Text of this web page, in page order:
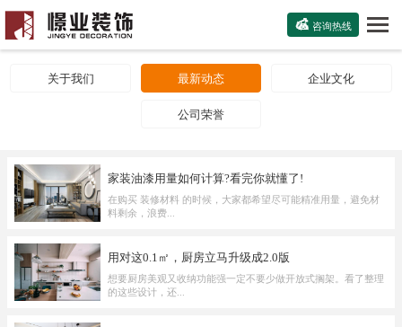
 咨询热线
关于我们 最新动态 企业文化
公司荣誉
家装油漆用量如何计算?看完你就懂了!
在购买 装修材料 的时候，大家都希望尽可能精准用量，避免材
料剩余，浪费...
用对这0.1㎡，厨房立马升级成2.0版
想要厨房美观又收纳功能强一定不要少做开放式搁架。看了整理
的这些设计，还...